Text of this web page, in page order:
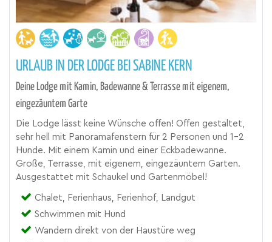
URLAUB IN DER LODGE BEI SABINE KERN
Deine Lodge mit Kamin, Badewanne & Terrasse mit eigenem,
eingezäuntem Garte
Die Lodge lässt keine Wünsche offen! Offen gestaltet,
sehr hell mit Panoramafenstern für 2 Personen und 1-2
Hunde. Mit einem Kamin und einer Eckbadewanne.
Große, Terrasse, mit eigenem, eingezäuntem Garten.
Ausgestattet mit Schaukel und Gartenmöbel!
Chalet, Ferienhaus, Ferienhof, Landgut
Schwimmen mit Hund
Wandern direkt von der Haustüre weg